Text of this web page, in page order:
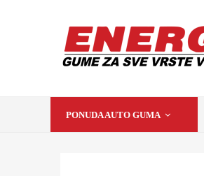
PONUDA AUTO GUMA